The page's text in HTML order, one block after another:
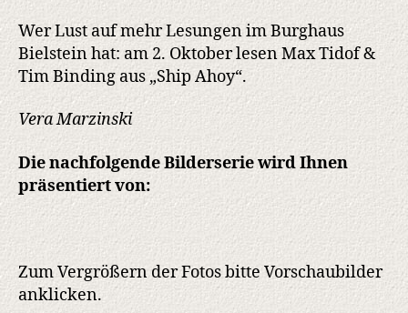
Wer Lust auf mehr Lesungen im Burghaus
Bielstein hat: am 2. Oktober lesen Max Tidof &
Tim Binding aus „Ship Ahoy“.
Vera Marzinski
Die nachfolgende Bilderserie wird Ihnen
präsentiert von:
Zum Vergrößern der Fotos bitte Vorschaubilder
anklicken.